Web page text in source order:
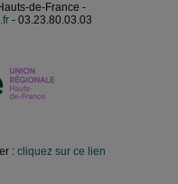
de-France -
- 03.23.80.03.03
: cliquez sur ce lien